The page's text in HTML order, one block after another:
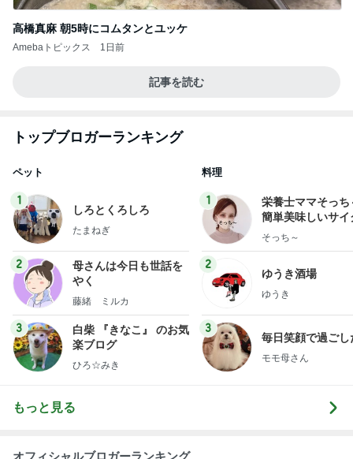
高橋真麻 朝5時にコムタンとユッケ
Amebaトピックス 1日前
記事を読む
トップブロガーランキング
ペット
1
しろとくろしろ
たまねぎ
2
母さんは今日も世話を
やく
藤緒 ミルカ
3
白柴 『きなこ』 のお気
楽ブログ
ひろ☆みき
料理
1
栄養士ママそっち
簡単美味しいサイ
献立
そっち～
2
ゆうき酒場
ゆうき
3
毎日笑顔で過ごし
モモ母さん
もっと見る
オフィシャルブロガーランキング